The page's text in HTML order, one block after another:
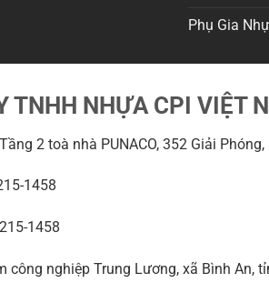
Phụ Gia
TNHH NHỰA CPI VIỆT
Tầng 2 toà nhà PUNACO, 352 Giải
1458
1458
công nghiệp Trung Lương, xã Bình An,